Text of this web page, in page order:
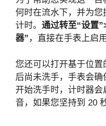
何时在流水下，并为您
计时。 通过转至“设置
器” ，直接在手表上启
您还可以打开基于位
后尚未洗手，手表会
开始洗手时，计时器
音，如果您坚持到 20